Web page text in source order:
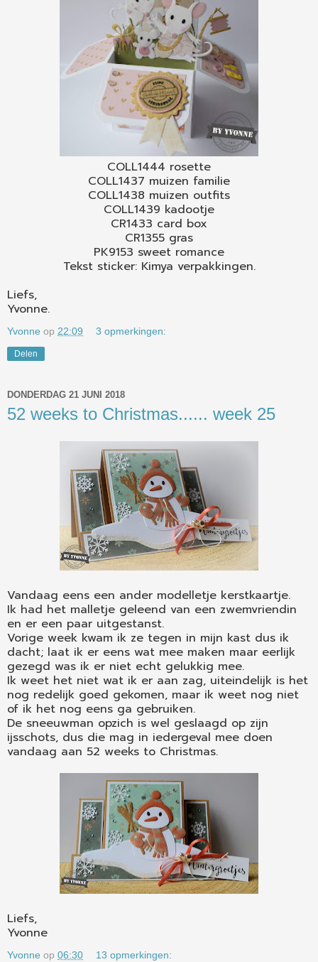
COLL1444 rosette
COLL1437 muizen familie
COLL1438 muizen outfits
COLL1439 kadootje
CR1433 card box
CR1355 gras
PK9153 sweet romance
Tekst sticker: Kimya verpakkingen.
Liefs,
Yvonne.
Yvonne op 22:09 3 opmerkingen:
Delen
DONDERDAG 21 JUNI 2018
52 weeks to Christmas...... week 25
Vandaag eens een ander modelletje kerstkaartje.
Ik had het malletje geleend van een zwemvriendin
en er een paar uitgestanst.
Vorige week kwam ik ze tegen in mijn kast dus ik
dacht; laat ik er eens wat mee maken maar eerlijk
gezegd was ik er niet echt gelukkig mee.
Ik weet het niet wat ik er aan zag, uiteindelijk is het
nog redelijk goed gekomen, maar ik weet nog niet
of ik het nog eens ga gebruiken.
De sneeuwman opzich is wel geslaagd op zijn
ijsschots, dus die mag in iedergeval mee doen
vandaag aan 52 weeks to Christmas.
Liefs,
Yvonne
Yvonne op 06:30 13 opmerkingen: